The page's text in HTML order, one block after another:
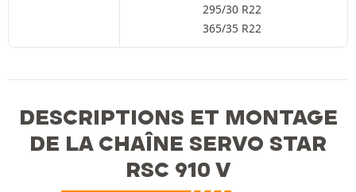
295/30 R22
365/35 R22
DESCRIPTIONS ET MONTAGE
DE LA CHAÎNE SERVO STAR
RSC 910 V